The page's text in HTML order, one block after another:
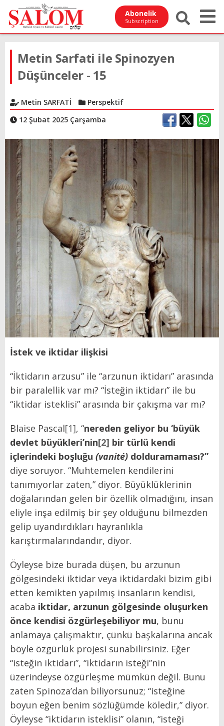
Abonelik
Subscription
Metin Sarfati ile Spinozyen
Düşünceler - 15
Metin SARFATİ
Perspektif
12 Şubat 2025 Çarşamba
İstek ve iktidar ilişkisi
“İktidarın arzusu” ile “arzunun iktidarı” arasında
bir paralellik var mı? “İsteğin iktidarı” ile bu
“iktidar isteklisi” arasında bir çakışma var mı?
Blaise Pascal[1], “nereden geliyor bu ‘büyük
devlet büyükleri’nin[2] bir türlü kendi
içlerindeki boşluğu (vanité) dolduramaması?”
diye soruyor. “Muhtemelen kendilerini
tanımıyorlar zaten,” diyor. Büyüklüklerinin
doğalarından gelen bir özellik olmadığını, insan
eliyle inşa edilmiş bir şey olduğunu bilmezden
gelip uyandırdıkları hayranlıkla
karıştırmalarındandır, diyor.
Öyleyse bize burada düşen, bu arzunun
gölgesindeki iktidar veya iktidardaki bizim gibi
etten kemikten yapılmış insanların kendisi,
acaba iktidar, arzunun gölgesinde oluşurken
önce kendisi özgürleşebiliyor mu, bunu
anlamaya çalışmaktır, çünkü başkalarına ancak
böyle özgürlük projesi sunabilirsiniz. Eğer
“isteğin iktidarı”, “iktidarın isteği”nin
üzerindeyse özgürleşme mümkün değil. Bunu
zaten Spinoza’dan biliyorsunuz; “isteğine
boyun eğen benim sözlüğümde köledir,” diyor.
Öyleyse “iktidarın isteklisi” olanın, “isteği